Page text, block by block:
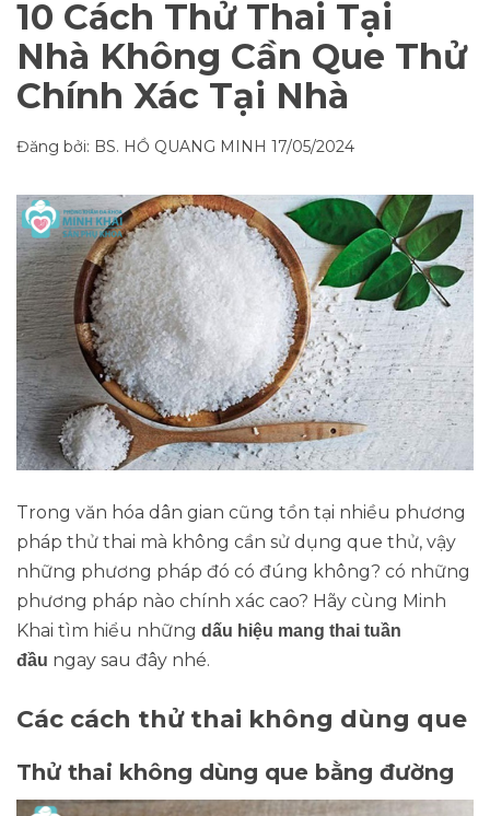
10 Cách Thử Thai Tại
Nhà Không Cần Que Thử
Chính Xác Tại Nhà
Đăng bởi: BS. HỒ QUANG MINH 17/05/2024
Trong văn hóa dân gian cũng tồn tại nhiều phương
pháp thử thai mà không cần sử dụng que thử, vậy
những phương pháp đó có đúng không? có những
phương pháp nào chính xác cao? Hãy cùng Minh
Khai tìm hiểu những dấu hiệu mang thai tuần
đầu ngay sau đây nhé.
Các cách thử thai không dùng que
Thử thai không dùng que bằng đường